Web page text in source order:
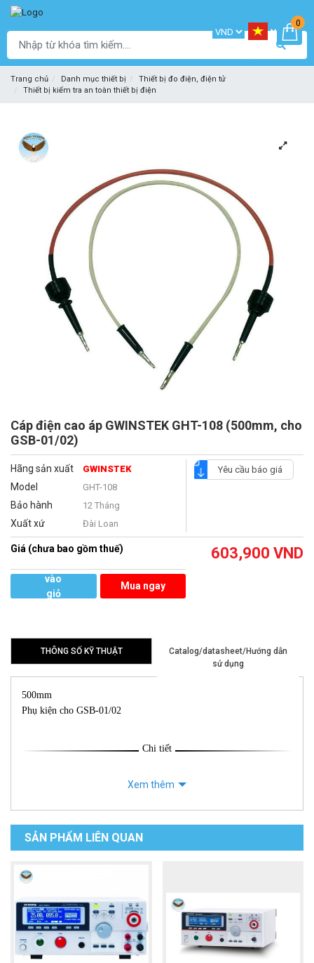
0
Trang chủ Danh mục thiết bị
Thiết bị đo điện, điện tử
Thiết bị kiểm tra an toàn thiết bị điện
Cáp điện cao áp GWINSTEK GHT-108 (500mm, cho
GSB-01/02)
Hãng sản xuất GWINSTEK
Model GHT-108
Bảo hành 12 Tháng
Xuất xứ Đài Loan
Yêu cầu báo giá
Giá (chưa bao gồm thuế) 603,900 VND
vào
giỏ
Mua ngay
THÔNG SỐ KỸ THUẬT
Catalog/datasheet/Hướng dẫn
sử dụng
500mm
Phụ kiện cho GSB-01/02
Chi tiết
Xem thêm
SẢN PHẨM LIÊN QUAN